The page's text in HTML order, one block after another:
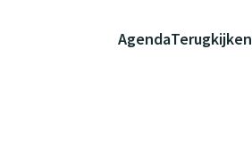
AgendaTerugkijken